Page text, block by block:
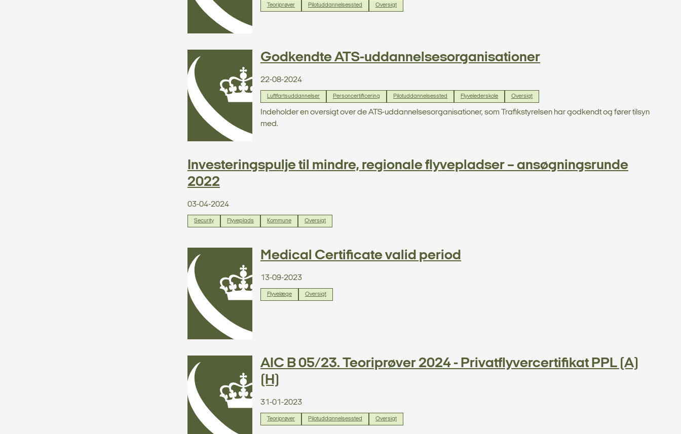
Teoriprøver Pilotuddannelsessted Oversigt
Godkendte ATS-uddannelsesorganisationer
22-08-2024
Luftfartsuddannelser Personcertificering Pilotuddannelsessted Flyvelederskole Oversigt
Indeholder en oversigt over de ATS-uddannelsesorganisationer, som Trafikstyrelsen har godkendt og fører tilsyn
med.
Investeringspulje til mindre, regionale flyvepladser – ansøgningsrunde
2022
03-04-2024
Security Flyveplads Kommune Oversigt
Medical Certificate valid period
13-09-2023
Flyvelæge Oversigt
AIC B 05/23. Teoriprøver 2024 - Privatflyvercertifikat PPL (A)
(H)
31-01-2023
Teoriprøver Pilotuddannelsessted Oversigt